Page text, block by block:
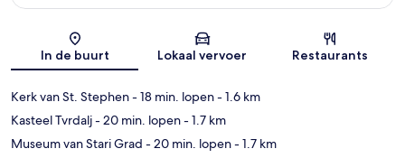
Kaart
In de buurt Lokaal vervoer Restaurants
Kerk van St. Stephen- 18 min. lopen- 1.6 km
Kasteel Tvrdalj- 20 min. lopen- 1.7 km
Museum van Stari Grad - 20 min. lopen- 1.7 km